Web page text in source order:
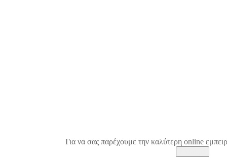
Για να σας παρέχουμε την καλύτερη online